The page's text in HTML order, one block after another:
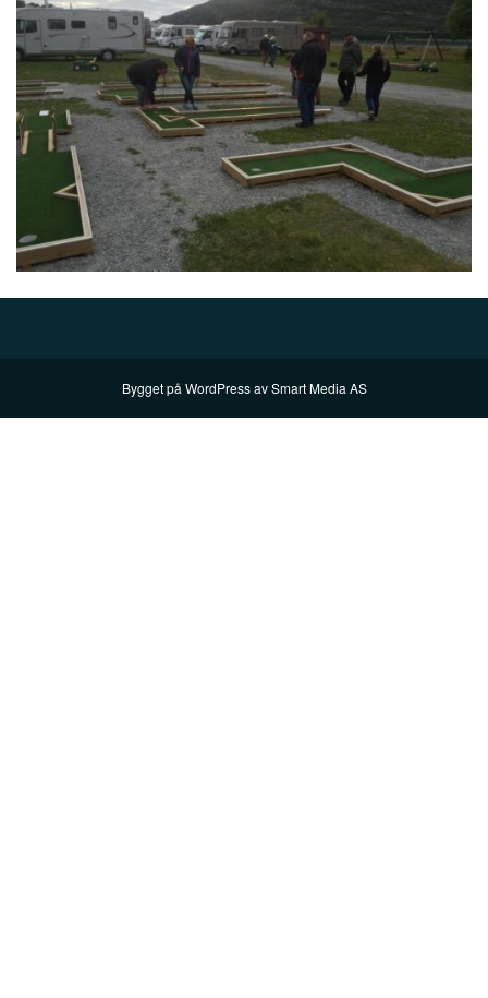
Bygget på WordPressavSmart Media AS